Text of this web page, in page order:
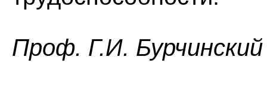
Проф. Г.И. Бурчинский